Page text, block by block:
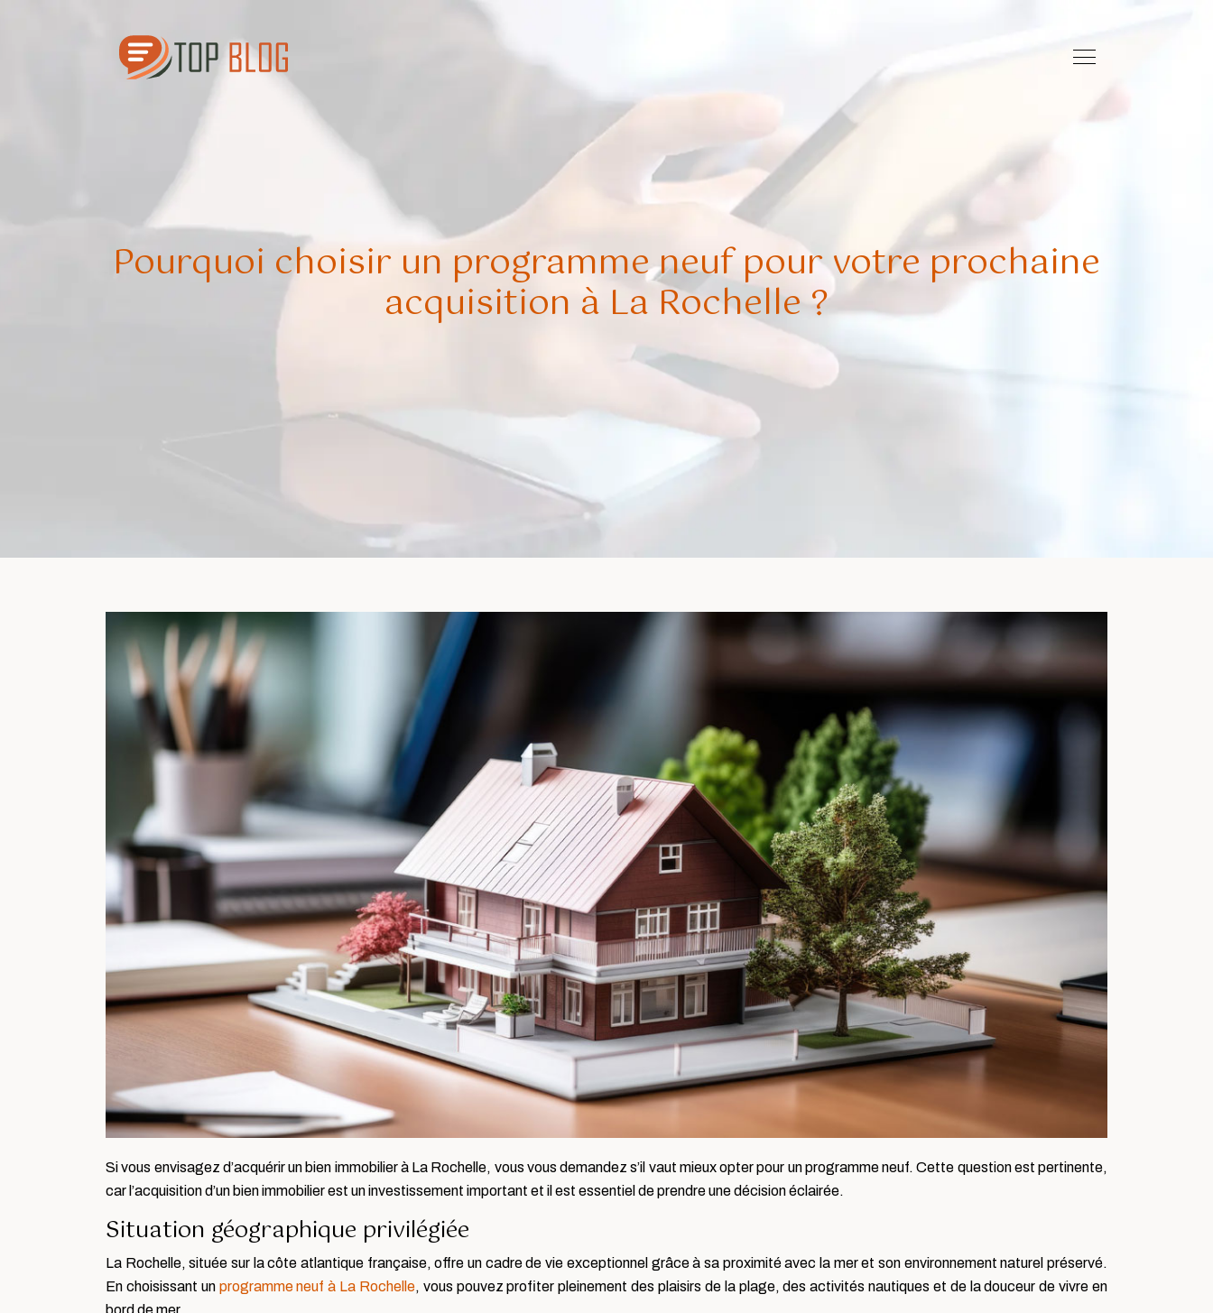
Pourquoi choisir un programme neuf pour votre prochaine
acquisition à La Rochelle ?
Si vous envisagez d’acquérir un bien immobilier à La Rochelle, vous vous demandez s’il vaut mieux opter pour un programme neuf. Cette question est pertinente,
car l’acquisition d’un bien immobilier est un investissement important et il est essentiel de prendre une décision éclairée.
Situation géographique privilégiée
La Rochelle, située sur la côte atlantique française, offre un cadre de vie exceptionnel grâce à sa proximité avec la mer et son environnement naturel préservé.
En choisissant un programme neuf à La Rochelle, vous pouvez profiter pleinement des plaisirs de la plage, des activités nautiques et de la douceur de vivre en